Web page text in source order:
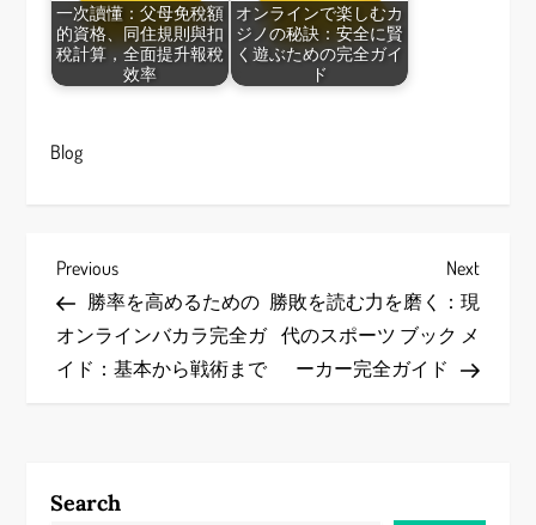
一次讀懂：父母免稅額
的資格、同住規則與扣
稅計算，全面提升報稅
效率
オンラインで楽しむカ
ジノの秘訣：安全に賢
く遊ぶための完全ガイ
ド
Blog
P
o
s
n
Previous
Post
Previous
勝率を高めるための
オンラインバカラ完全ガ
イド：基本から戦術まで
Next
Next
勝敗を読む力を磨く：現
代のスポーツ ブック メ
ーカー完全ガイド
Search